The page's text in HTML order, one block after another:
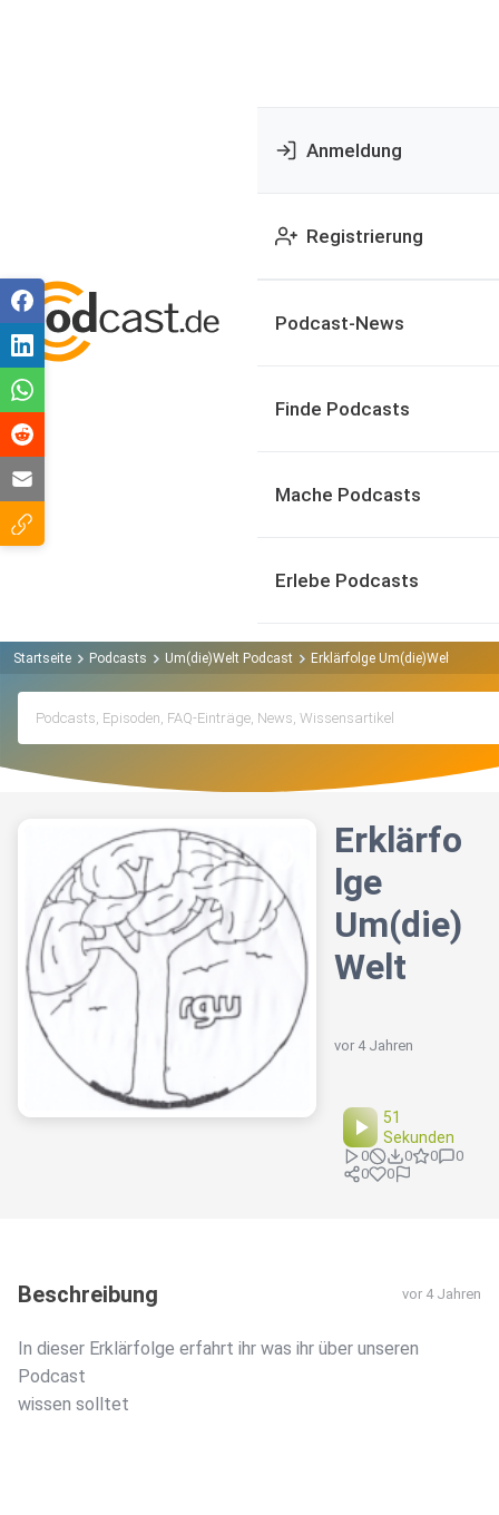
Anmeldung
Registrierung
Podcast-News
Finde Podcasts
Mache Podcasts
Erlebe Podcasts
Startseite Podcasts Um(die)Welt Podcast Erklärfolge Um(die)Welt
Erklärfo
lge
Um(die)
Welt
vor 4 Jahren
51
Sekunden
0 0 0
0
0
0
Beschreibung vor 4 Jahren
In dieser Erklärfolge erfahrt ihr was ihr über unseren
Podcast
wissen solltet